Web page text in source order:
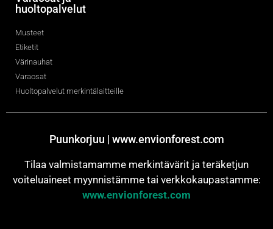
huoltopalvelut
Musteet
Etiketit
Värinauhat
Varaosat
Huoltopalvelut merkintälaitteille
Puunkorjuu | www.envionforest.com
Tilaa valmistamamme merkintävärit ja teräketjun
voiteluaineet myynnistämme tai verkkokaupastamme:
www.envionforest.com